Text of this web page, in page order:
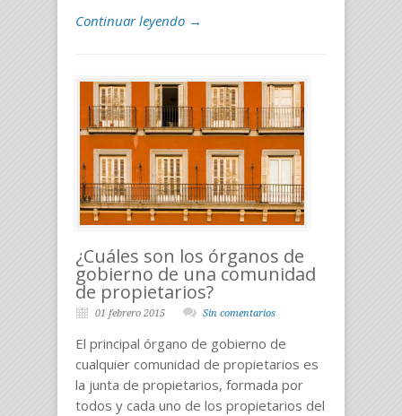
Continuar leyendo →
¿Cuáles son los órganos de
gobierno de una comunidad
de propietarios?
01 febrero 2015 Sin comentarios
El principal órgano de gobierno de
cualquier comunidad de propietarios es
la junta de propietarios, formada por
todos y cada uno de los propietarios del